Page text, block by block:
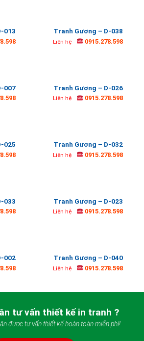
013 Tranh Gương – D-038
Liên hệ 0915.278.598
007 Tranh Gương – D-026
Liên hệ 0915.278.598
025 Tranh Gương – D-032
Liên hệ 0915.278.598
033 Tranh Gương – D-023
Liên hệ 0915.278.598
002 Tranh Gương – D-040
Liên hệ 0915.278.598
tư vấn thiết kế in tranh ?
được tư vấn thiết kế hoàn toàn miễn phí!